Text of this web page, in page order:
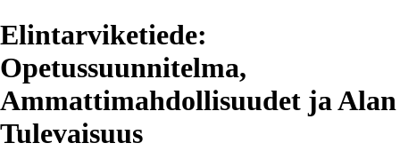
Elintarviketiede:
Opetussuunnitelma,
Ammattimahdollisuudet ja Alan
Tulevaisuus